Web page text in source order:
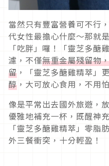
當然只有豐富營養可不行
代女性最擔心什麼～那就
「吃胖」囉！「靈芝多醣
濾，不僅無重金屬殘留物
留 ，「靈芝多醣雞精萃」
醇 ，大可放心食用，不用
像是平常出去國外旅遊，
優雅地補充一杯，既醒神
「靈芝多醣雞精萃」零脂
外三餐衝突，十分輕盈！